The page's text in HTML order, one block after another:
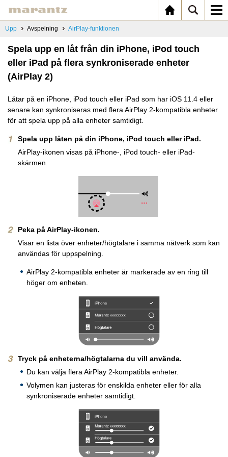
Upp Avspelning AirPlay-funktionen
Spela upp en låt från din iPhone, iPod touch
eller iPad på flera synkroniserade enheter
(AirPlay 2)
Låtar på en iPhone, iPod touch eller iPad som har iOS 11.4 eller
senare kan synkroniseras med flera AirPlay 2-kompatibla enheter
för att spela upp på alla enheter samtidigt.
Spela upp låten på din iPhone, iPod touch eller iPad.
AirPlay-ikonen visas på iPhone-, iPod touch- eller iPad-
skärmen.
Peka på AirPlay-ikonen.
Visar en lista över enheter/högtalare i samma nätverk som kan
användas för uppspelning.
AirPlay 2-kompatibla enheter är markerade av en ring till
höger om enheten.
Tryck på enheterna/högtalarna du vill använda.
Du kan välja flera AirPlay 2-kompatibla enheter.
Volymen kan justeras för enskilda enheter eller för alla
synkroniserade enheter samtidigt.